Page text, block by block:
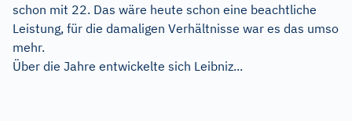
schon mit 22. Das wäre heute schon eine beachtliche
Leistung, für die damaligen Verhältnisse war es das umso
mehr.
Über die Jahre entwickelte sich Leibniz...